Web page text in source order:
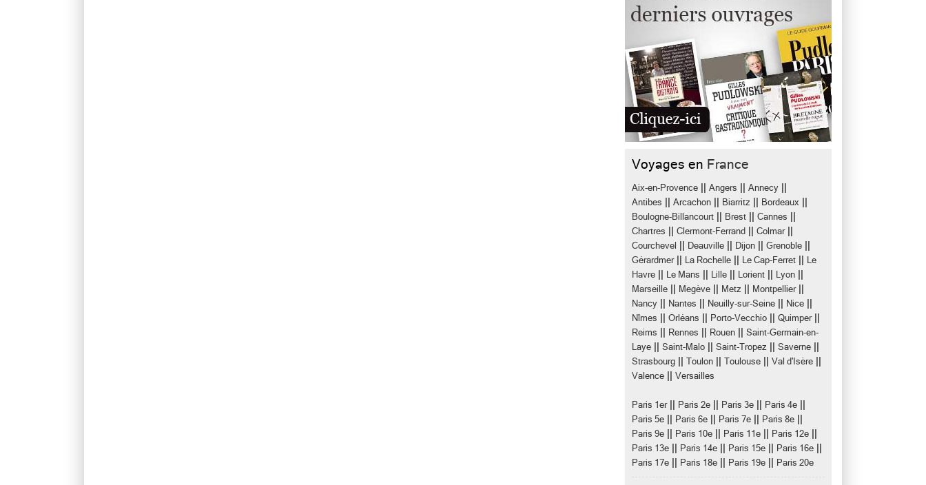
Voyages en France
Aix-en-Provence Angers Annecy
Antibes Arcachon Biarritz Bordeaux
Boulogne-Billancourt Brest Cannes
Chartres Clermont-Ferrand Colmar||
Courchevel Deauville Dijon Grenoble
Gérardmer|| La Rochelle Le Cap-Ferret
Le
Havre
Le Mans Lille Lorient Lyon
Marseille Megève Metz Montpellier||
Nancy Nantes Neuilly-sur-Seine Nice
Nîmes Orléans Porto-Vecchio Quimper||
Reims Rennes Rouen
Saint-Germain-en-
Laye
Saint-Malo Saint-Tropez Saverne
Strasbourg Toulon Toulouse Val d'Isère
Valence Versailles
Paris 1er|| Paris 2e Paris 3e Paris 4e
Paris 5e Paris 6e Paris 7e Paris 8e
Paris 9e Paris 10e Paris 11e Paris 12e
Paris 13e Paris 14e Paris 15e Paris 16e
Paris 17e Paris 18e Paris 19e Paris 20e